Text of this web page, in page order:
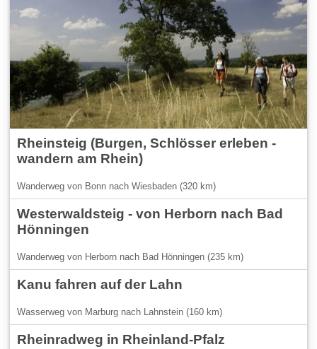
Rheinsteig (Burgen, Schlösser erleben -
wandern am Rhein)
Wanderweg von Bonn nach Wiesbaden (320 km)
Westerwaldsteig - von Herborn nach Bad
Hönningen
Wanderweg von Herborn nach Bad Hönningen (235 km)
Kanu fahren auf der Lahn
Wasserweg von Marburg nach Lahnstein (160 km)
Rheinradweg in Rheinland-Pfalz